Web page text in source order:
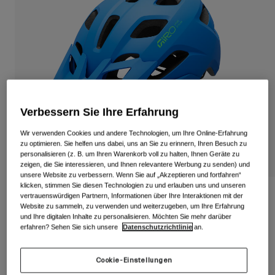
Rennrad Schuhe
Mountainbike Schuhe
Alle anzeigen
Bekleidung
Rennrad Bekleidung
Mountainbike Bekleidung
Alle anzeigen
Schutzbrillen
Ski
Mit austauschbaren Gläsern
Damen
Ersatzgläser
Alle anzeigen
Kinder
Helme
Tremor Kinderhelm
Artikelnr.39318-364-UC
Price reduced from
64,99 €to45,49 € 30% OFF
Verbessern Sie Ihre Erfahrung
Wir verwenden Cookies und andere Technologien, um Ihre Online-Erfahrung
zu optimieren. Sie helfen uns dabei, uns an Sie zu erinnern, Ihren Besuch zu
personalisieren (z. B. um Ihren Warenkorb voll zu halten, Ihnen Geräte zu
zeigen, die Sie interessieren, und Ihnen relevantere Werbung zu senden) und
unsere Website zu verbessern. Wenn Sie auf „Akzeptieren und fortfahren“
klicken, stimmen Sie diesen Technologien zu und erlauben uns und unseren
vertrauenswürdigen Partnern, Informationen über Ihre Interaktionen mit der
Website zu sammeln, zu verwenden und weiterzugeben, um Ihre Erfahrung
und Ihre digitalen Inhalte zu personalisieren. Möchten Sie mehr darüber
erfahren? Sehen Sie sich unsere
Datenschutzrichtlinie an.
Cookie-Einstellungen